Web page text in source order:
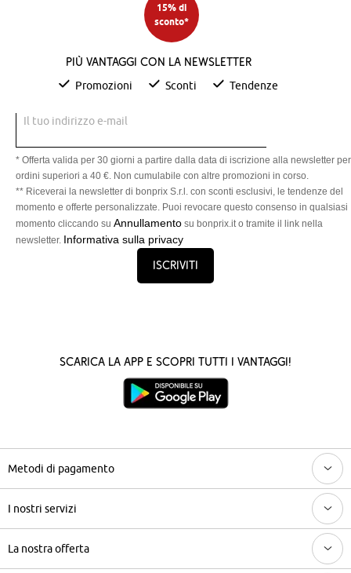
15% di
sconto*
Più vantaggi con la newsletter
Promozioni Sconti Tendenze
Il tuo indirizzo e-mail
* Offerta valida per 30 giorni a partire dalla data di iscrizione alla newsletter per
ordini superiori a 40 €. Non cumulabile con altre promozioni in corso.
** Riceverai la newsletter di bonprix S.r.l. con sconti esclusivi, le tendenze del
momento e offerte personalizzate. Puoi revocare questo consenso in qualsiasi
momento cliccando su Annullamento su bonprix.it o tramite il link nella
newsletter. Informativa sulla privacy
Iscriviti
Scarica la App e scopri tutti i vantaggi!
Metodi di pagamento
I nostri servizi
La nostra offerta